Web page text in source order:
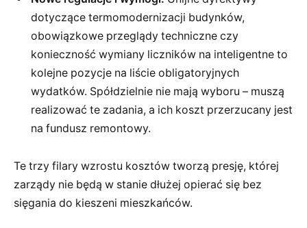
dotyczące termomodernizacji budynków,
obowiązkowe przeglądy techniczne czy
konieczność wymiany liczników na inteligentne to
kolejne pozycje na liście obligatoryjnych
wydatków. Spółdzielnie nie mają wyboru – muszą
realizować te zadania, a ich koszt przerzucany jest
na fundusz remontowy.
Te trzy filary wzrostu kosztów tworzą presję, której
zarządy nie będą w stanie dłużej opierać się bez
sięgania do kieszeni mieszkańców.